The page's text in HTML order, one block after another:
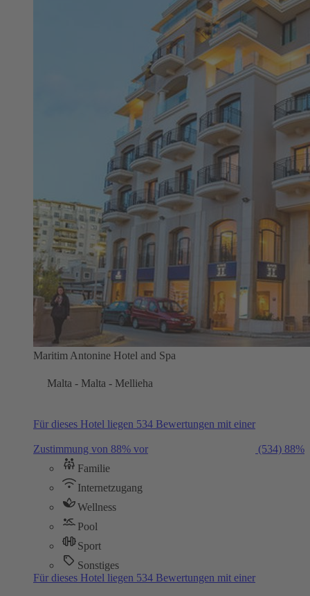
Maritim Antonine Hotel and Spa
Malta - Malta - Mellieha
Für dieses Hotel liegen 534 Bewertungen mit einer
Zustimmung von 88% vor (534) 88%
Familie
Internetzugang
Wellness
Pool
Sport
Sonstiges
Für dieses Hotel liegen 534 Bewertungen mit einer